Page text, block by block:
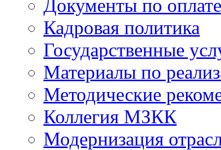
Документы по
Кадровая политика
Государственные
Материалы по
Методические
Коллегия МЗКК
Модернизация